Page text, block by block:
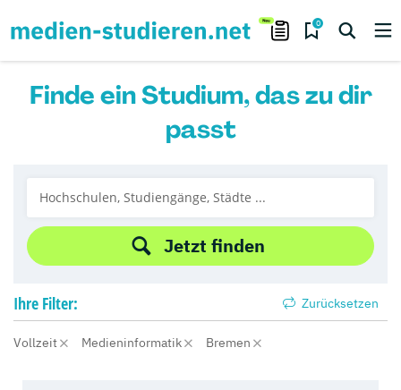
0
Finde ein Studium, das zu dir
passt
Jetzt finden
Ihre Filter: Zurücksetzen
Vollzeit Medieninformatik Bremen